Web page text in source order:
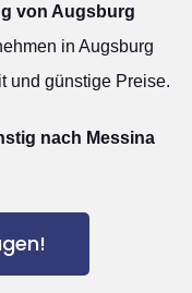
von Augsburg
in Augsburg
und günstige Preise.
nach Messina